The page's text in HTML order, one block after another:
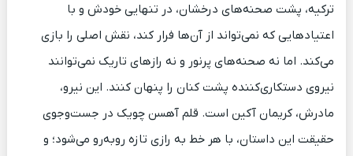
ترکیه، پشت صحنه‌های درخشان، در تنهایی خودش و با
اعتیادهایی که نمی‌تواند از آن‌ها فرار کند، نقش اصلی را بازی
می‌کند. اما نه صحنه‌های پرنور و نه رازهای تاریک نمی‌توانند
نیروی دستکاری‌کننده پشت کنان را پنهان کنند. این نیرو،
مادرش، کریمان آکین است. قلم آهسن چویک در جست‌وجوی
حقیقت این داستان، با هر خط به رازی تازه روبه‌رو می‌شود؛ و